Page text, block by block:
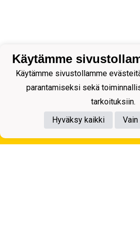
Tietosuojaseloste
Käytämme
Käytämme sivustollamme
parantamiseksi sekä
tarkoituksiin.
Hyväksy kaikki